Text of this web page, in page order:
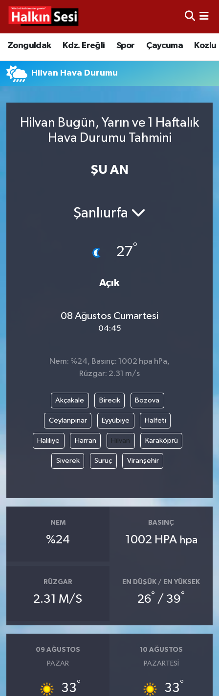
Zonguldak Kdz. Ereğli Spor Çaycuma Kozlu
Hilvan Hava Durumu
Hilvan Bugün, Yarın ve 1 Haftalık
Hava Durumu Tahmini
ŞU AN
Şanlıurfa
27°
Açık
08 Ağustos Cumartesi
04:45
Nem: %24, Basınç: 1002 hpa hPa,
Rüzgar: 2.31 m/s
Akçakale Birecik Bozova
Ceylanpınar Eyyübiye Halfeti
Haliliye Harran Hilvan Karaköprü
Siverek Suruç Viranşehir
NEM
%24
BASINÇ
1002 HPA hpa
RÜZGAR
2.31 M/S
EN DÜŞÜK / EN YÜKSEK
26° / 39°
09 AĞUSTOS
PAZAR
33°
10 AĞUSTOS
PAZARTESI
33°
Video
Yazarlar
Çaycuma
KDZ. Ereğli
Alaplı
BİLİM VE TEKNOLOJİ
Düzce
Ekonomi
Genel
Gökçebey
Kilimli
Röportaj
Sağlık
Merkez Hava Durumu
Merkez Trafik Yoğunluk Haritası
Tüm Manşetler